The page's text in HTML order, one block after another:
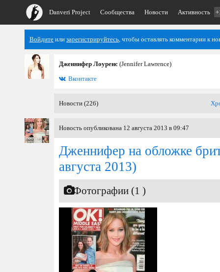
Danveri Project Сообщества Новости Активность
Войдите или зарегистрируйтесь, чтобы оставлять комментарии к
Дженнифер Лоуренс (Jennifer Lawrence)
Вконтакте
Новости (226)
Новость опубликована 12 августа 2013 в 09:47
Дженнифер на обложке
августа 2013)
Фотографии (1 )